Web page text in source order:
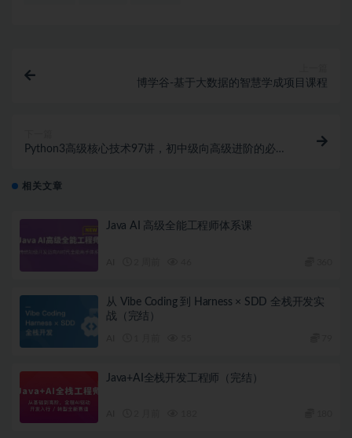
博学谷-基于大数据的智慧学成项目课程
Python3高级核心技术97讲，初中级向高级进阶的必学
相关文章
Java AI 高级全能工程师体系课
从 Vibe Coding 到 Harness × SDD 全栈开发实
战（完结）
Java+AI全栈开发工程师（完结）